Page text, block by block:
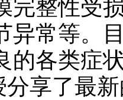
完整性受
异常等。
的各类症
分享了最